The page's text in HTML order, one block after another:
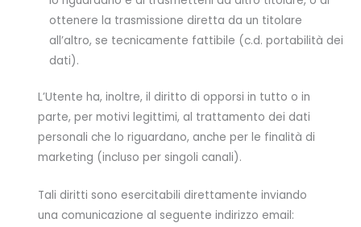
ottenere la trasmissione diretta da un titolare
all’altro, se tecnicamente fattibile (c.d. portabilità dei
dati).
L’Utente ha, inoltre, il diritto di opporsi in tutto o in
parte, per motivi legittimi, al trattamento dei dati
personali che lo riguardano, anche per le finalità di
marketing (incluso per singoli canali).
Tali diritti sono esercitabili direttamente inviando
una comunicazione al seguente indirizzo email: